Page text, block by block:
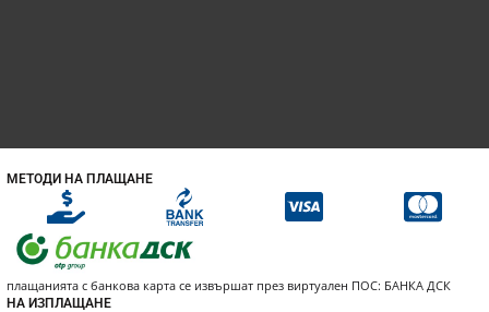
МЕТОДИ НА ПЛАЩАНЕ
плащанията с банкова карта се извършат през виртуален ПОС: БАНКА ДСК
НА ИЗПЛАЩАНЕ